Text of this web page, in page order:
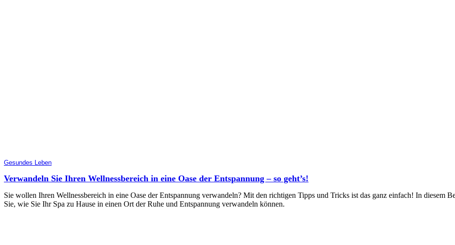
Gesundes Leben
Verwandeln Sie Ihren Wellnessbereich in eine Oase der Entspannung – so geht’s!
Sie wollen Ihren Wellnessbereich in eine Oase der Entspannung verwandeln? Mit den richtigen Tipps und Tricks ist das ganz einfach! In diesem
Sie, wie Sie Ihr Spa zu Hause in einen Ort der Ruhe und Entspannung verwandeln können.